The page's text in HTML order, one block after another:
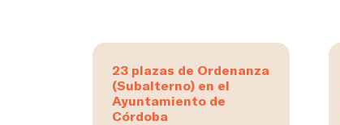
23 plazas de Ordenanza
(Subalterno) en el
Ayuntamiento de
Córdoba